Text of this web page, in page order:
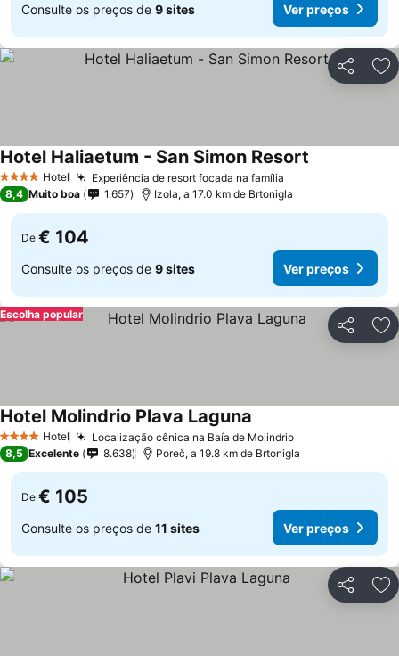
Consulte os preços de 9 sites Ver preços
Partilhar
4 EstrelasHotel Experiência de resort focada na família
Hotel Haliaetum - San Simon Resort
8,4 Muito boa 1.657 Izola, a 17.0 km de Brtonigla
De € 104
Consulte os preços de 9 sites Ver preços
Partilhar
Escolha popular
4 EstrelasHotel Localização cênica na Baía de MolindrioVer preços
Hotel Molindrio Plava Laguna
8,5 Excelente 8.638 Poreč, a 19.8 km de Brtonigla
De € 105
Consulte os preços de 11 sites Ver preços
Partilhar